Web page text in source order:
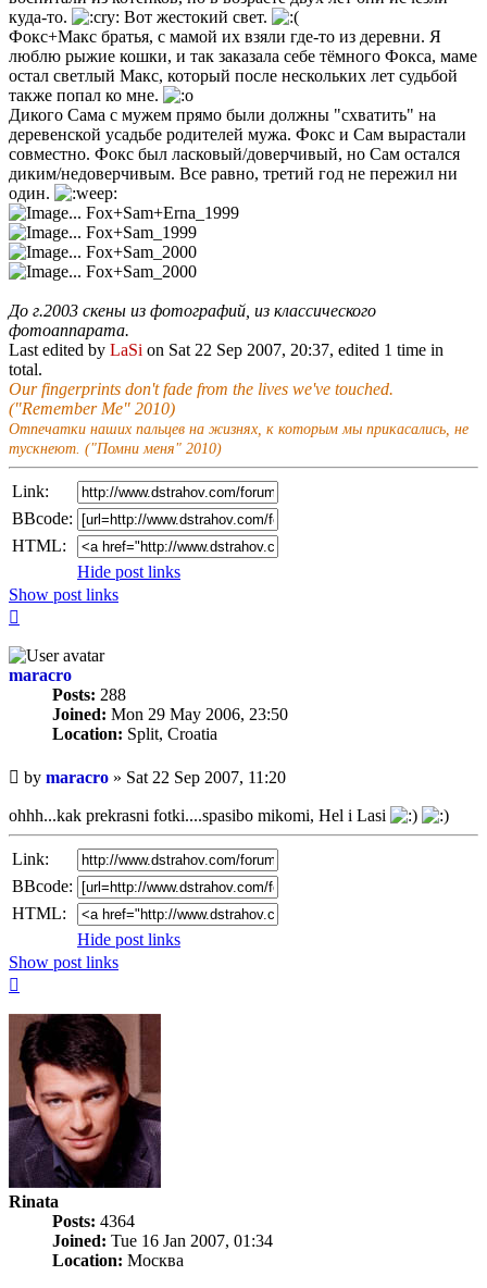
куда-то.
Вот жестокий свет.
Фокс+Макс братья, с мамой их взяли где-то из деревни. Я
люблю рыжие кошки, и так заказала себе тёмного Фокса, маме
остал светлый Макс, который после нескольких лет судьбой
также попал ко мне.
Дикого Сама с мужем прямо были должны "схватить" на
деревенской усадьбе родителей мужа. Фокс и Сам вырастали
совместно. Фокс был ласковый/доверчивый, но Сам остался
диким/недоверчивым. Все равно, третий год не пережил ни
один.
... Fox+Sam+Erna_1999
... Fox+Sam_1999
... Fox+Sam_2000
... Fox+Sam_2000
До г.2003 скены из фотографий, из классического
фотоаппарата.
Last edited by LaSi on Sat 22 Sep 2007, 20:37, edited 1 time in
total.
Our fingerprints don't fade from the lives we've touched.
("Remember Me" 2010)
Отпечатки наших пальцев на жизнях, к которым мы прикасались, не
тускнеют. ("Помни меня" 2010)
Link:
BBcode:
HTML:
Hide post links
Show post links
maracro
Posts: 288
Joined: Mon 29 May 2006, 23:50
Location: Split, Croatia
Unread
post
by maracro » Sat 22 Sep 2007, 11:20
ohhh...kak prekrasni fotki....spasibo mikomi, Hel i Lasi
Link:
BBcode:
HTML:
Hide post links
Show post links
Rinata
Posts: 4364
Joined: Tue 16 Jan 2007, 01:34
Location: Москва